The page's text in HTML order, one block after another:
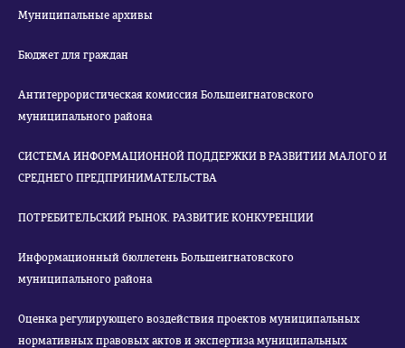
Муниципальные архивы
Бюджет для граждан
Антитеррористическая комиссия Большеигнатовского
муниципального района
СИСТЕМА ИНФОРМАЦИОННОЙ ПОДДЕРЖКИ В РАЗВИТИИ МАЛОГО И
СРЕДНЕГО ПРЕДПРИНИМАТЕЛЬСТВА
ПОТРЕБИТЕЛЬСКИЙ РЫНОК. РАЗВИТИЕ КОНКУРЕНЦИИ
Информационный бюллетень Большеигнатовского
муниципального района
Оценка регулирующего воздействия проектов муниципальных
нормативных правовых актов и экспертиза муниципальных